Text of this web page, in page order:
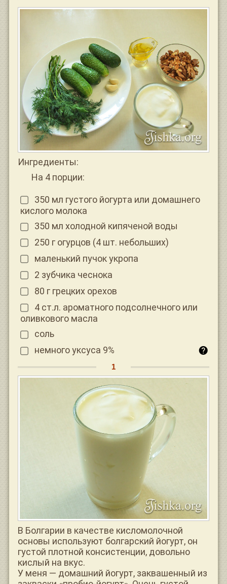
Ингредиенты:
На 4 порции:
350 мл густого йогурта или домашнего
кислого молока
350 мл холодной кипяченой воды
250 г огурцов (4 шт. небольших)
маленький пучок укропа
2 зубчика чеснока
80 г грецких орехов
4 ст.л. ароматного подсолнечного или
оливкового масла
соль
немного уксуса 9%
В Болгарии в качестве кисломолочной
основы используют болгарский йогурт, он
густой плотной консистенции, довольно
кислый на вкус.
У меня — домашний йогурт, заквашенный из